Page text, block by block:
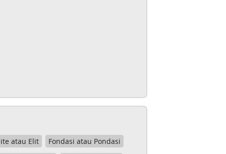
atau Elit
Fondasi atau Pondasi